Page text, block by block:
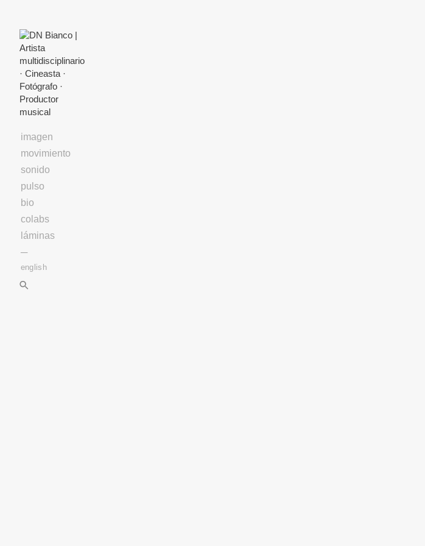
Content
imagen
movimiento
sonido
pulso
bio
colabs
láminas
─
english